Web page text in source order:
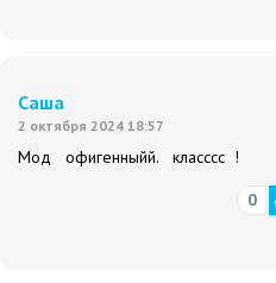
Саша
2 октября 2024 18:57
Мод офигенныйй. класссс !
0